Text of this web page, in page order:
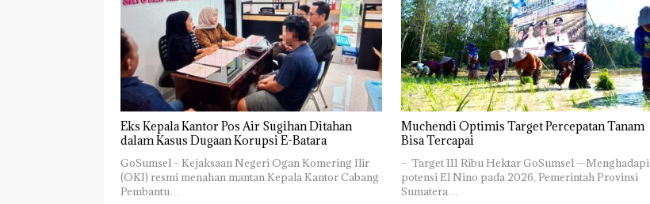
Eks Kepala Kantor Pos Air Sugihan Ditahan
dalam Kasus Dugaan Korupsi E-Batara
GoSumsel – Kejaksaan Negeri Ogan Komering Ilir
(OKI) resmi menahan mantan Kepala Kantor Cabang
Pembantu…
Muchendi Optimis Target Percepatan Tanam
Bisa Tercapai
– Target 111 Ribu Hektar GoSumsel —Menghadapi
potensi El Nino pada 2026, Pemerintah Provinsi
Sumatera…